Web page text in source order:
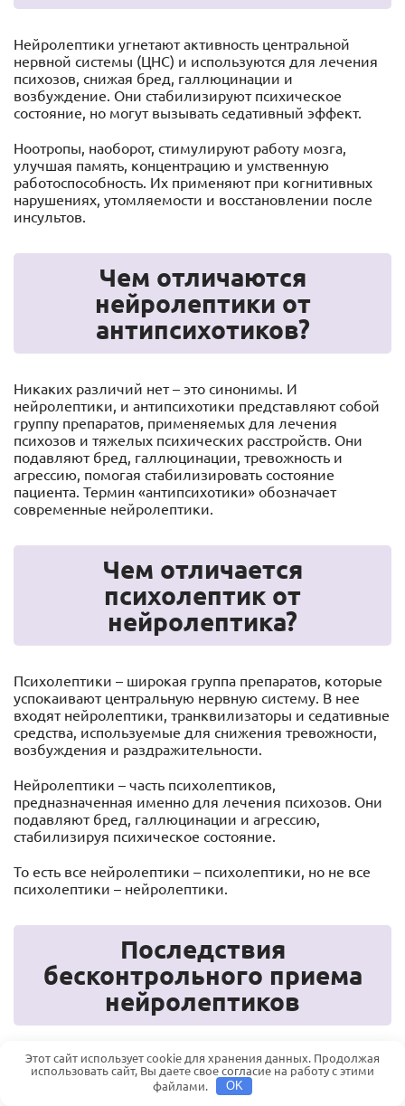
Нейролептики угнетают активность центральной
нервной системы (ЦНС) и используются для лечения
психозов, снижая бред, галлюцинации и
возбуждение. Они стабилизируют психическое
состояние, но могут вызывать седативный эффект.
Ноотропы, наоборот, стимулируют работу мозга,
улучшая память, концентрацию и умственную
работоспособность. Их применяют при когнитивных
нарушениях, утомляемости и восстановлении после
инсультов.
Чем отличаются
нейролептики от
антипсихотиков?
Никаких различий нет – это синонимы. И
нейролептики, и антипсихотики представляют собой
группу препаратов, применяемых для лечения
психозов и тяжелых психических расстройств. Они
подавляют бред, галлюцинации, тревожность и
агрессию, помогая стабилизировать состояние
пациента. Термин «антипсихотики» обозначает
современные нейролептики.
Чем отличается
психолептик от
нейролептика?
Психолептики – широкая группа препаратов, которые
успокаивают центральную нервную систему. В нее
входят нейролептики, транквилизаторы и седативные
средства, используемые для снижения тревожности,
возбуждения и раздражительности.
Нейролептики – часть психолептиков,
предназначенная именно для лечения психозов. Они
подавляют бред, галлюцинации и агрессию,
стабилизируя психическое состояние.
То есть все нейролептики – психолептики, но не все
психолептики – нейролептики.
Последствия
бесконтрольного приема
нейролептиков
Это сильнодействующие препараты, используемые в
психиатрии для терапии психозов, шизофрений,
биполярных расстройств и прочих заболеваний. Их
Этот сайт использует cookie для хранения данных. Продолжая
использовать сайт, Вы даете свое согласие на работу с этими
файлами.
OK